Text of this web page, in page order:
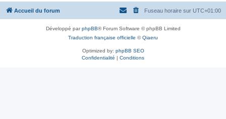
r
Accueil du forum Fuseau horaire sur UTC+01:00
Développé parphpBB® Forum Software © phpBB Limited
Traduction française officielle ©Qiaeru
Optimized by: phpBB SEO
Confidentialité | Conditions